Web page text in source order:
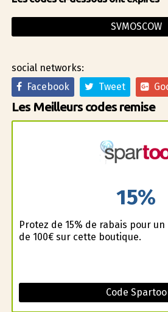
SVMOSCOW
social networks:
Facebook
Tweet
Les Meilleurs codes remise
15%
Profitez de 15% de rabais pour
de 100€ sur cette boutique.
Code Spartoo